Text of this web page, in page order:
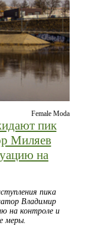
Female Moda
пик
Миляев
на
пика
Владимир
на контроле и
меры.